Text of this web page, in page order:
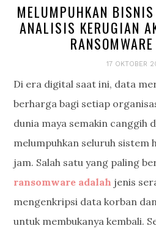
MELUMPUHKAN
ANALISIS KERUGIAN
17 OKTOBER
Di era digital saat ini, data
berharga bagi setiap
dunia maya semakin canggih
melumpuhkan seluruh sistem
jam. Salah satu yang paling
ransomware adalah jenis
mengenkripsi data korban
untuk membukanya kembali.